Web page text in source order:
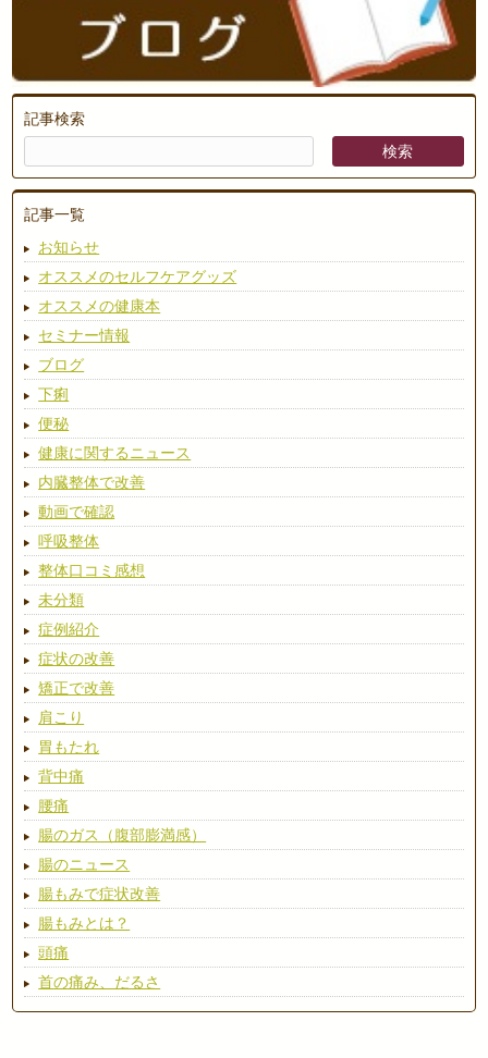
記事検索
記事一覧
お知らせ
オススメのセルフケアグッズ
オススメの健康本
セミナー情報
ブログ
下痢
便秘
健康に関するニュース
内臓整体で改善
動画で確認
呼吸整体
整体口コミ感想
未分類
症例紹介
症状の改善
矯正で改善
肩こり
胃もたれ
背中痛
腰痛
腸のガス（腹部膨満感）
腸のニュース
腸もみで症状改善
腸もみとは？
頭痛
首の痛み、だるさ